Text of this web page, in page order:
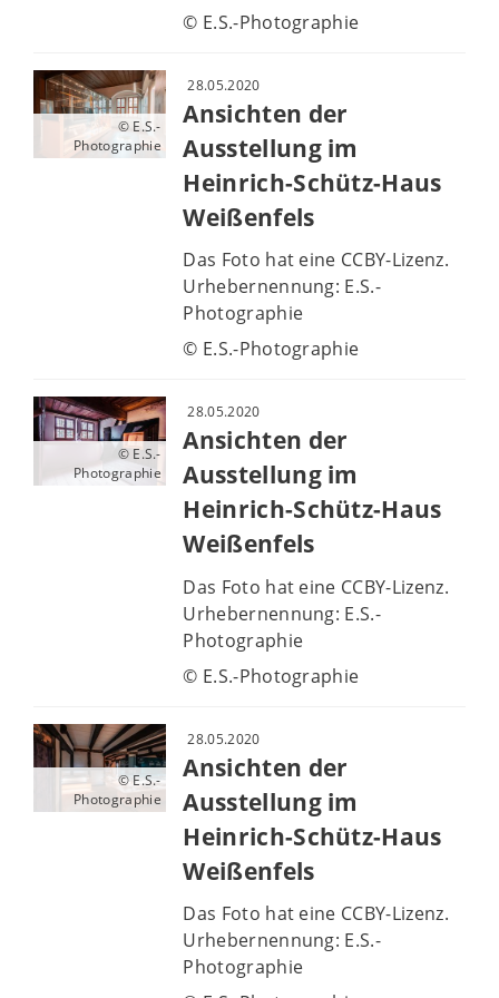
© E.S.-Photographie
© E.S.-
Photographie
28.05.2020
Ansichten der
Ausstellung im
Heinrich-Schütz-Haus
Weißenfels
Das Foto hat eine CCBY-Lizenz.
Urhebernennung: E.S.-
Photographie
© E.S.-Photographie
© E.S.-
Photographie
28.05.2020
Ansichten der
Ausstellung im
Heinrich-Schütz-Haus
Weißenfels
Das Foto hat eine CCBY-Lizenz.
Urhebernennung: E.S.-
Photographie
© E.S.-Photographie
© E.S.-
Photographie
28.05.2020
Ansichten der
Ausstellung im
Heinrich-Schütz-Haus
Weißenfels
Das Foto hat eine CCBY-Lizenz.
Urhebernennung: E.S.-
Photographie